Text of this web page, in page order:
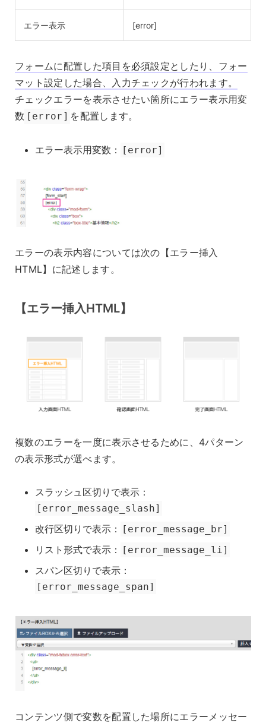
エラー表示 [error]
フォームに配置した項目を必須設定としたり、フォー
マット設定した場合、入力チェックが行われます。
チェックエラーを表示させたい箇所にエラー表示用変
数 [error] を配置します。
エラー表示用変数： [error]
エラーの表示内容については次の【エラー挿入
HTML】に記述します。
【エラー挿入HTML】
複数のエラーを一度に表示させるために、4パターン
の表示形式が選べます。
スラッシュ区切りで表示：
[error_message_slash]
改行区切りで表示： [error_message_br]
リスト形式で表示： [error_message_li]
スパン区切りで表示：
[error_message_span]
コンテンツ側で変数を配置した場所にエラーメッセー